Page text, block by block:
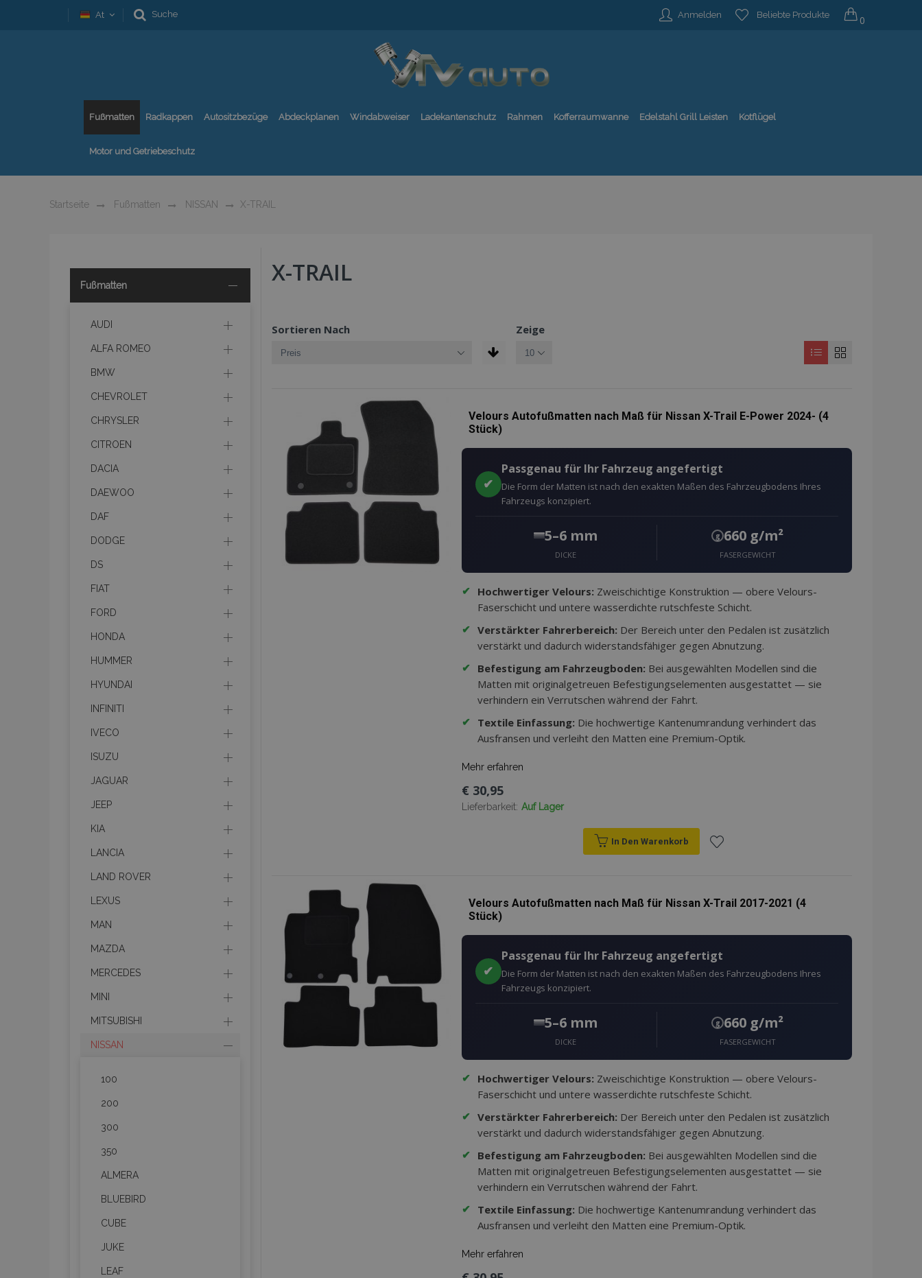
At Suche Anmelden Beliebte Produkte 0
Fußmatten Radkappen Autositzbezüge Abdeckplanen Windabweiser Ladekantenschutz Rahmen Kofferraumwanne Edelstahl Grill Leisten Kotflügel
Motor und Getriebeschutz
Startseite Fußmatten NISSAN X-TRAIL
X-TRAIL
Sortieren Nach Zeige
Velours Autofußmatten nach Maß für Nissan X-Trail E-Power 2024- (4
Stück)
✔
Passgenau für Ihr Fahrzeug angefertigt
Die Form der Matten ist nach den exakten Maßen des Fahrzeugbodens Ihres
Fahrzeugs konzipiert.
5–6 mm
DICKE
g 660 g/m²
FASERGEWICHT
✔ Hochwertiger Velours: Zweischichtige Konstruktion — obere Velours-
Faserschicht und untere wasserdichte rutschfeste Schicht.
✔ Verstärkter Fahrerbereich: Der Bereich unter den Pedalen ist zusätzlich
verstärkt und dadurch widerstandsfähiger gegen Abnutzung.
✔ Befestigung am Fahrzeugboden: Bei ausgewählten Modellen sind die
Matten mit originalgetreuen Befestigungselementen ausgestattet — sie
verhindern ein Verrutschen während der Fahrt.
✔ Textile Einfassung: Die hochwertige Kantenumrandung verhindert das
Ausfransen und verleiht den Matten eine Premium-Optik.
Mehr erfahren
€ 30,95
Lieferbarkeit: Auf Lager
In Den Warenkorb
Velours Autofußmatten nach Maß für Nissan X-Trail 2017-2021 (4
Stück)
✔
Passgenau für Ihr Fahrzeug angefertigt
Die Form der Matten ist nach den exakten Maßen des Fahrzeugbodens Ihres
Fahrzeugs konzipiert.
5–6 mm
DICKE
g 660 g/m²
FASERGEWICHT
✔ Hochwertiger Velours: Zweischichtige Konstruktion — obere Velours-
Faserschicht und untere wasserdichte rutschfeste Schicht.
✔ Verstärkter Fahrerbereich: Der Bereich unter den Pedalen ist zusätzlich
verstärkt und dadurch widerstandsfähiger gegen Abnutzung.
✔ Befestigung am Fahrzeugboden: Bei ausgewählten Modellen sind die
Matten mit originalgetreuen Befestigungselementen ausgestattet — sie
verhindern ein Verrutschen während der Fahrt.
✔ Textile Einfassung: Die hochwertige Kantenumrandung verhindert das
Ausfransen und verleiht den Matten eine Premium-Optik.
Mehr erfahren
Fußmatten
AUDI
ALFA ROMEO
BMW
CHEVROLET
CHRYSLER
CITROEN
DACIA
DAEWOO
DAF
DODGE
DS
FIAT
FORD
HONDA
HUMMER
HYUNDAI
INFINITI
IVECO
ISUZU
JAGUAR
JEEP
KIA
LANCIA
LAND ROVER
LEXUS
MAN
MAZDA
MERCEDES
MINI
MITSUBISHI
NISSAN
100
200
300
350
ALMERA
BLUEBIRD
CUBE
JUKE
LEAF